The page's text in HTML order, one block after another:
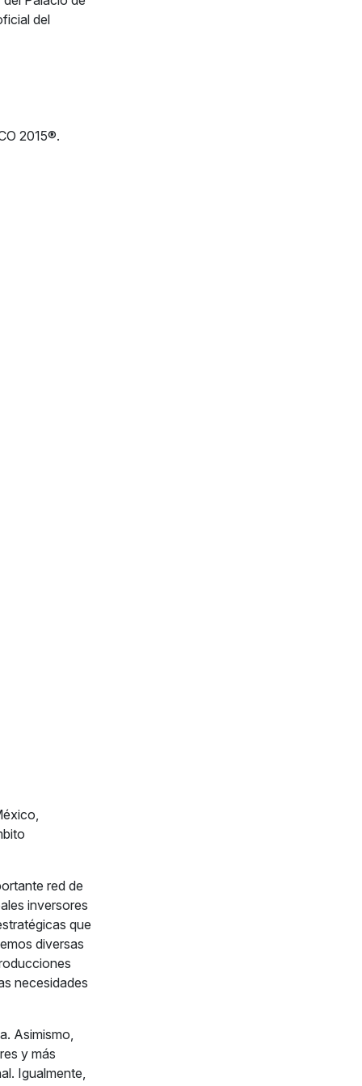
del
2015®.
red de
inversores
que
diversas
necesidades
Asimismo,
y más
Igualmente,